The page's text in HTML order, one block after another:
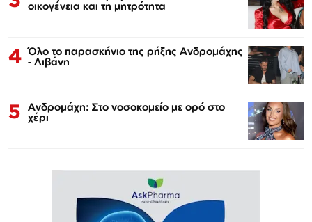
οικογένεια και τη μητρότητα
4 Όλο το παρασκήνιο της ρήξης Ανδρομάχης
- Λιβάνη
5 Ανδρομάχη: Στο νοσοκομείο με ορό στο
χέρι